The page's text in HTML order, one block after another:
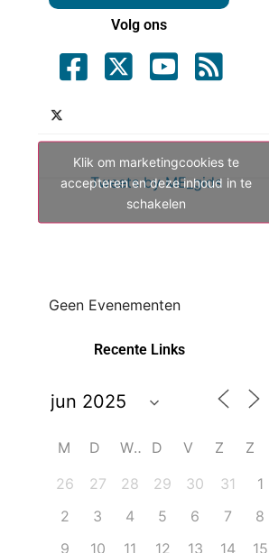
Volg ons
Tweets by ME_gids
Klik om marketingcookies te
accepteren en deze inhoud in te
schakelen
Geen Evenementen
Recente Links
M D W D V Z
Z
26
27 28 29 30 31
1
2
3 4 5 6 7
8
9
10 11 12 13 14
15